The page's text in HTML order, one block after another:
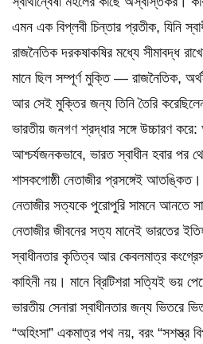
এমন এক বিপ্লবী চিন্তার প্রতীক, যিনি
রাজনৈতিক দরকষাকষির মধ্যে সীমাবদ্ধ
মানে ছিল সম্পূর্ণ মুক্তি — রাজনৈতিক,
আর সেই মুক্তির জন্য তিনি তৈরি
ভারতীয় জনগণ শ্রদ্ধার সঙ্গে উচ্চারণ
আশ্চর্যজনকভাবে, ভারত স্বাধীন হবার পর
শাসকগোষ্ঠী নেতাজীর প্রসঙ্গেই
নেতাজীর সত্যকে পুরোপুরি সামনে আনতে
নেতাজীর জীবনের সত্য মানেই ভারতের
স্বাধীনতার কৃতিত্ব আর কেবলমাত্র
কাহিনী নয়। মানে ব্রিটিশরা সত্যিই ভয়
ভারতীয় সেনারা স্বাধীনতার জন্য ভিতরে
“অহিংসা” একমাত্র পথ নয়, বরং “সশস্ত্র